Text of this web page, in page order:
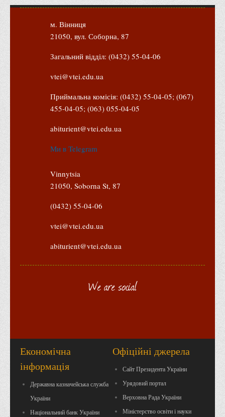
м. Вінниця
21050, вул. Соборна, 87
Загальний відділ: (0432) 55-04-06
vtei@vtei.edu.ua
Приймальна комісія: (0432) 55-04-05; (067)
455-04-05; (063) 055-04-05
abiturient@vtei.edu.ua
Ми в Telegram
Vinnytsia
21050, Soborna St, 87
(0432) 55-04-06
vtei@vtei.edu.ua
abiturient@vtei.edu.ua
We are social
Економічна
інформація
Державна казначейська служба
України
Національний банк України
Офіційні джерела
Сайт Президента України
Урядовий портал
Верховна Рада України
Міністерство освіти і науки